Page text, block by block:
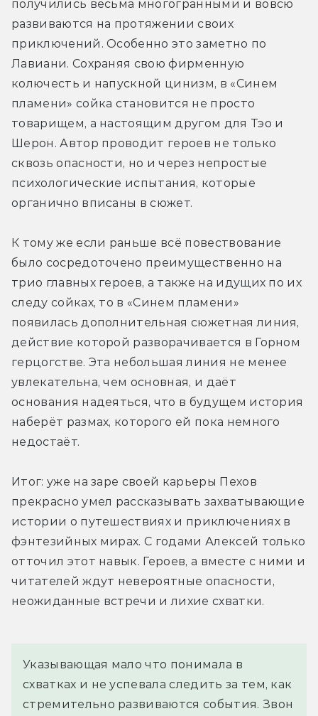
получились весьма многогранными и вовсю
развиваются на протяжении своих
приключений. Особенно это заметно по
Лавиани. Сохраняя свою фирменную
колючесть и напускной цинизм, в «Синем
пламени» сойка становится не просто
товарищем, а настоящим другом для Тэо и
Шерон. Автор проводит героев не только
сквозь опасности, но и через непростые
психологические испытания, которые
органично вписаны в сюжет.
К тому же если раньше всё повествование
было сосредоточено преимущественно на
трио главных героев, а также на идущих по их
следу сойках, то в «Синем пламени»
появилась дополнительная сюжетная линия,
действие которой разворачивается в Горном
герцогстве. Эта небольшая линия не менее
увлекательна, чем основная, и даёт
основания надеяться, что в будущем история
наберёт размах, которого ей пока немного
недостаёт.
Итог: уже на заре своей карьеры Пехов
прекрасно умел рассказывать захватывающие
истории о путешествиях и приключениях в
фэнтезийных мирах. С годами Алексей только
отточил этот навык. Героев, а вместе с ними и
читателей ждут невероятные опасности,
неожиданные встречи и лихие схватки.
Указывающая мало что понимала в
схватках и не успевала следить за тем, как
стремительно развиваются события. Звон